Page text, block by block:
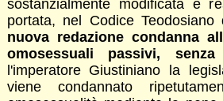
sostanzialmente modificata e
portata, nel Codice Teodosiano
nuova redazione condanna
omosessuali passivi, senza
l'imperatore Giustiniano la
viene condannato